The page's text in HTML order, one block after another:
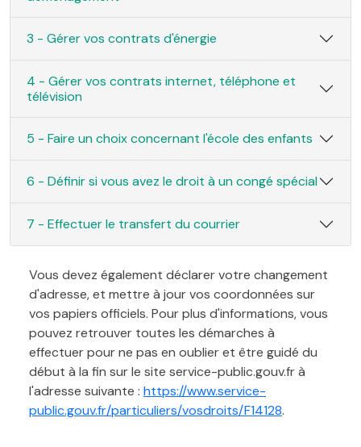
3 - Gérer vos contrats d'énergie
4 - Gérer vos contrats internet, téléphone et
télévision
5 - Faire un choix concernant l'école des enfants
6 - Définir si vous avez le droit à un congé spécial
7 - Effectuer le transfert du courrier
Vous devez également déclarer votre changement
d'adresse, et mettre à jour vos coordonnées sur
vos papiers officiels. Pour plus d'informations, vous
pouvez retrouver toutes les démarches à
effectuer pour ne pas en oublier et être guidé du
début à la fin sur le site service-public.gouv.fr à
l'adresse suivante : https://www.service-
public.gouv.fr/particuliers/vosdroits/F14128.